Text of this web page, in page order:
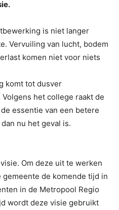
is niet langer
Vervuiling van lucht, bodem
komen niet voor niets
komt tot dusver
het college raakt de
essentie van een betere
nu het geval is.
Om deze uit te werken
de komende tijd in
in de Metropool Regio
wordt deze visie gebruikt